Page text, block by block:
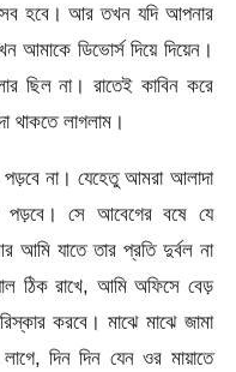
হবে। আর তখন যদি আপনার
আমাকে ডিভোর্স দিয়ে দিয়েন।
ছিল না। রাতেই কাবিন করে
থাকতে লাগলাম।
পড়বে না। যেহেতু আমরা আলাদা
পড়বে। সে আবেগের বষে যে
আমি যাতে তার প্রতি দুর্বল না
ঠিক রাখে, আমি অফিসে বেড়
করবে। মাঝে মাঝে জামা
দিন দিন যেন ওর মায়াতে